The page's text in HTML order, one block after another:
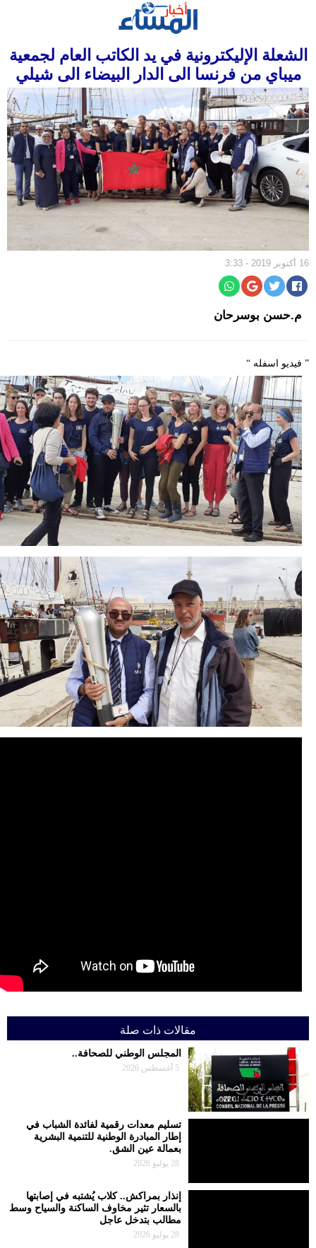
سياسة
مجتمع
إقتصاد
أخبار
الجالية
جهات
ثقافة
و
رياضة
المرأة
حوادث
اخبار
المساء
الشعلة الإليكترونية في يد الكاتب العام لجمعية
ميباي من فرنسا الى الدار البيضاء الى شيلي
16 أكتوبر 2019 - 3:33
م.حسن بوسرحان
” فيديو اسفله “
مقالات ذات صلة
المجلس الوطني للصحافة..
5 أغسطس 2026
تسليم معدات رقمية لفائدة الشباب في
إطار المبادرة الوطنية للتنمية البشرية
بعمالة عين الشق.
28 يوليو 2026
إنذار بمراكش.. كلاب يُشتبه في إصابتها
بالسعار تثير مخاوف الساكنة والسياح وسط
مطالب بتدخل عاجل
28 يوليو 2026